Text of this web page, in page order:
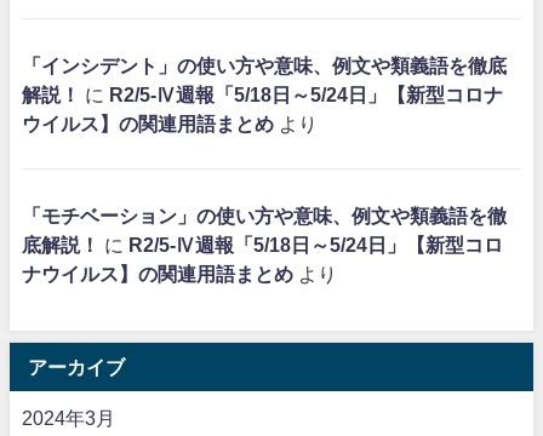
「インシデント」の使い方や意味、例文や類義語を徹底
解説！
に R2/5-Ⅳ週報「5/18日～5/24日」【新型コロナ
ウイルス】の関連用語まとめ より
「モチベーション」の使い方や意味、例文や類義語を徹
底解説！
に R2/5-Ⅳ週報「5/18日～5/24日」【新型コロ
ナウイルス】の関連用語まとめ より
アーカイブ
2024年3月